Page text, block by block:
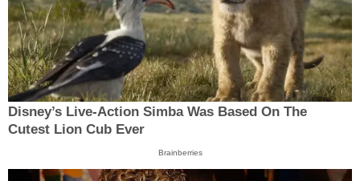
Disney’s Live-Action Simba Was Based On The
Cutest Lion Cub Ever
Brainberries